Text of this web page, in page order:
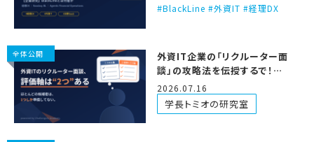
BlackLine #外資IT #経理DX
全体公開
外資IT企業の「リクルーター面
談」の攻略法を伝授するで！
【2026年改訂版】
2026.07.16
学長トミオの研究室